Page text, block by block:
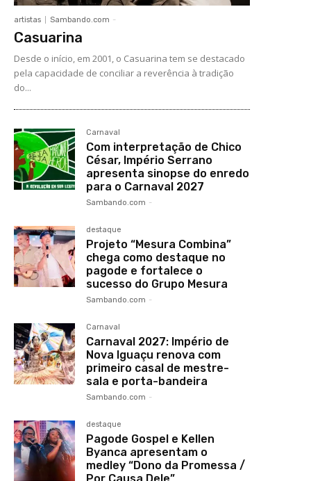
artistas Sambando.com -
Casuarina
Desde o início, em 2001, o Casuarina tem se destacado
pela capacidade de conciliar a reverência à tradição
do...
Carnaval
Com interpretação de Chico
César, Império Serrano
apresenta sinopse do enredo
para o Carnaval 2027
Sambando.com -
destaque
Projeto “Mesura Combina”
chega como destaque no
pagode e fortalece o
sucesso do Grupo Mesura
Sambando.com -
Carnaval
Carnaval 2027: Império de
Nova Iguaçu renova com
primeiro casal de mestre-
sala e porta-bandeira
Sambando.com -
destaque
Pagode Gospel e Kellen
Byanca apresentam o
medley “Dono da Promessa /